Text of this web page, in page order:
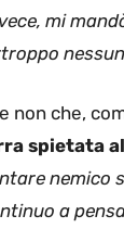
mi
non che,
spietata
nemico
a